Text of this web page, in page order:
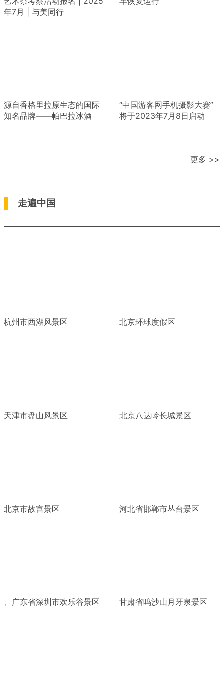
年7月 | 与美同行
源自香格里拉原生态的国际
知名品牌——帕巴拉冰酒
“中国游客网手机摄影大赛”
将于2023年7月8日启动
更多 >>
走遍中国
杭州市西湖风景区 北京环球度假区
天津市盘山风景区 北京八达岭长城景区
北京市故宫景区 河北省邯郸市丛台景区
、广东省深圳市欢乐谷景区 甘肃省呜沙山月牙泉景区